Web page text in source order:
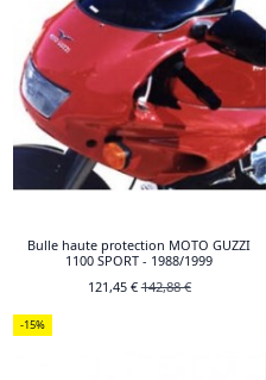
Bulle haute protection MOTO GUZZI
1100 SPORT - 1988/1999
121,45 €142,88 €
-15%